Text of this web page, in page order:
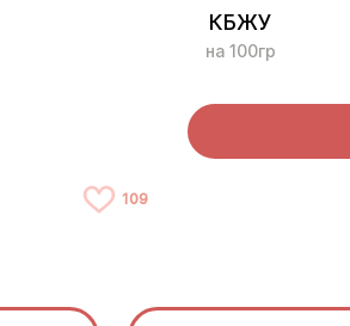
109
КБЖУ
на 100гр